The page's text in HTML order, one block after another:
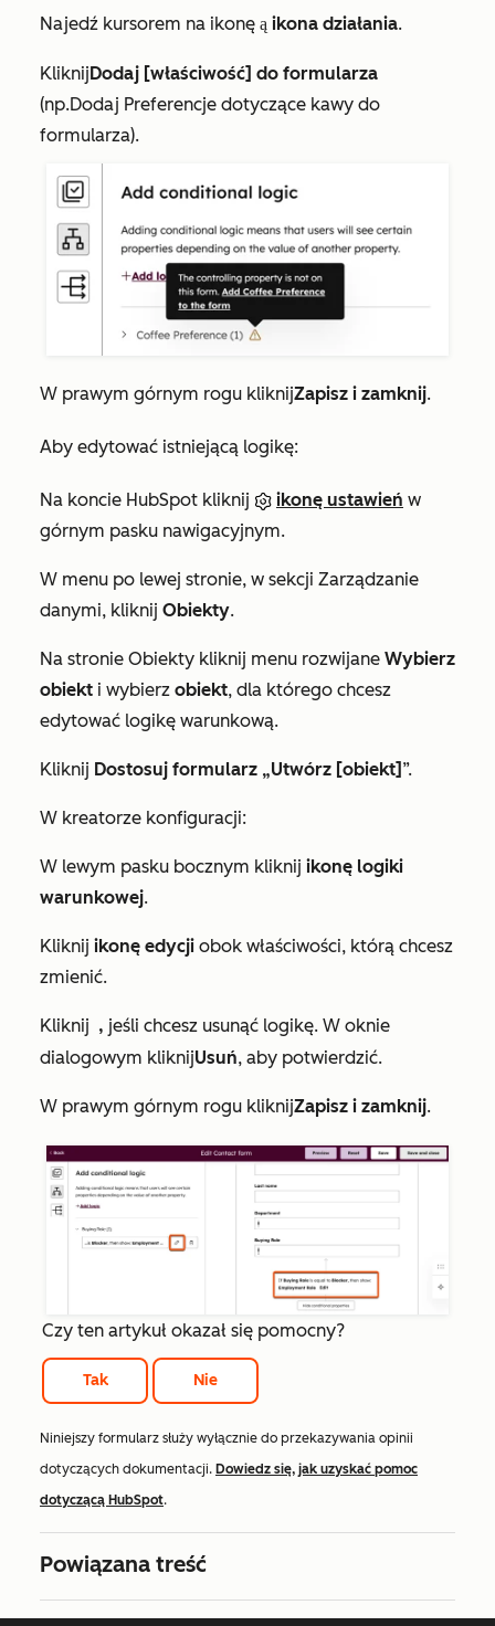
Najedź kursorem na ikonę ostrzegawczą ikona działania.
Kliknij Dodaj [właściwość] do formularza
(np.Dodaj Preferencje dotyczące kawy do
formularza).
W prawym górnym rogu kliknijZapisz i zamknij.
Aby edytować istniejącą logikę:
Na koncie HubSpot kliknij ikonę ustawień w
górnym pasku nawigacyjnym.
W menu po lewej stronie, w sekcji Zarządzanie
danymi, kliknij Obiekty.
Na stronie Obiekty kliknij menu rozwijane Wybierz
obiekt i wybierz obiekt, dla którego chcesz
edytować logikę warunkową.
Kliknij Dostosuj formularz „Utwórz [obiekt] ”.
W kreatorze konfiguracji:
W lewym pasku bocznym kliknij ikonę logiki
warunkowej.
Kliknij ikonę edycji obok właściwości, którą chcesz
zmienić.
Kliknij , jeśli chcesz usunąć logikę. W oknie
dialogowym kliknijUsuń, aby potwierdzić.
W prawym górnym rogu kliknijZapisz i zamknij.
Czy ten artykuł okazał się pomocny?
Tak Nie
Niniejszy formularz służy wyłącznie do przekazywania opinii
dotyczących dokumentacji. Dowiedz się, jak uzyskać pomoc
dotyczącą HubSpot.
Powiązana treść